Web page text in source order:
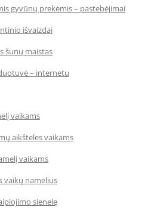
gyvūnų prekėmis – pastebėjimai
išvaizdai
šunų maistas
– internetu
vaikams
aikšteles vaikams
vaikams
vaikų namelius
sienelę